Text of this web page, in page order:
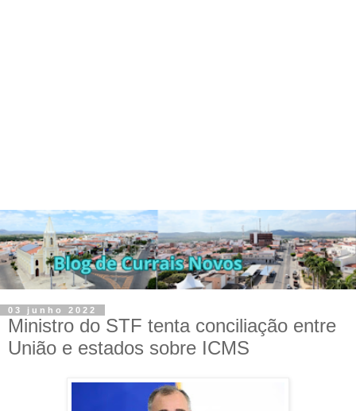
03 junho 2022
Ministro do STF tenta conciliação entre
União e estados sobre ICMS